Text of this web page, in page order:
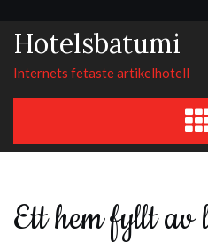
content
Hotelsbatumi
Internets fetaste artikelhotell
Ett hem fyllt av